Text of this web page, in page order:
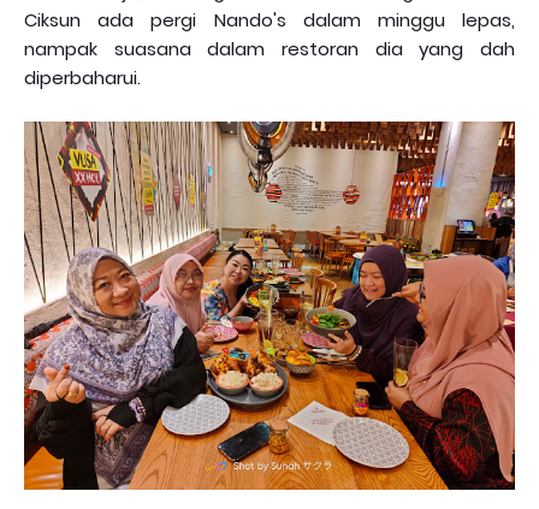
Ciksun ada pergi Nando's dalam minggu lepas,
nampak suasana dalam restoran dia yang dah
diperbaharui.